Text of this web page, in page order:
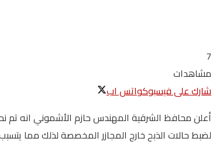
7
مشاهدات
شارك على فيسبوكواتس اب
لضبط حالات الذبح خارج المجازر المخصصة لذلك مما